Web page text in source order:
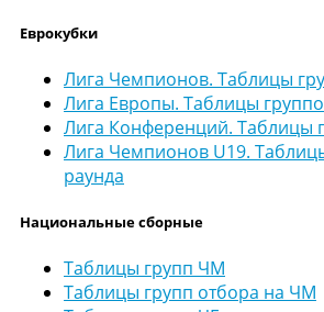
Еврокубки
Лига Чемпионов. Таблицы
Лига Европы. Таблицы
Лига Конференций. Таблицы
Лига Чемпионов U19.
раунда
Национальные сборные
Таблицы групп ЧМ
Таблицы групп отбора на ЧМ